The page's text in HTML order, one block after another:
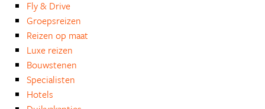
Fly & Drive
Groepsreizen
Reizen op maat
Luxe reizen
Bouwstenen
Specialisten
Hotels